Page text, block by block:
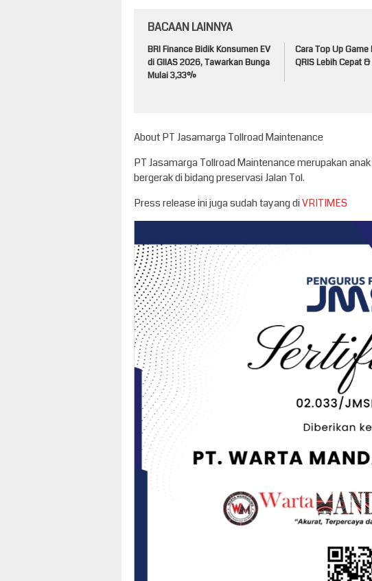
BACAAN LAINNYA
BRI Finance Bidik Konsumen EV
di GIIAS 2026, Tawarkan Bunga
Mulai 3,33%
Cara Top Up Game
QRIS Lebih Cepat
About PT Jasamarga Tollroad Maintenance
PT Jasamarga Tollroad Maintenance merupakan
bergerak di bidang preservasi Jalan Tol.
Press release ini juga sudah tayang diVRITIMES